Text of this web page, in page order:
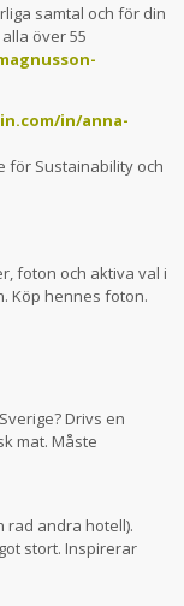
samtal och för din
över 55
in/anna-
för Sustainability och
foton och aktiva val i
Köp hennes foton.
Drivs en
mat. Måste
rad andra hotell).
stort. Inspirerar